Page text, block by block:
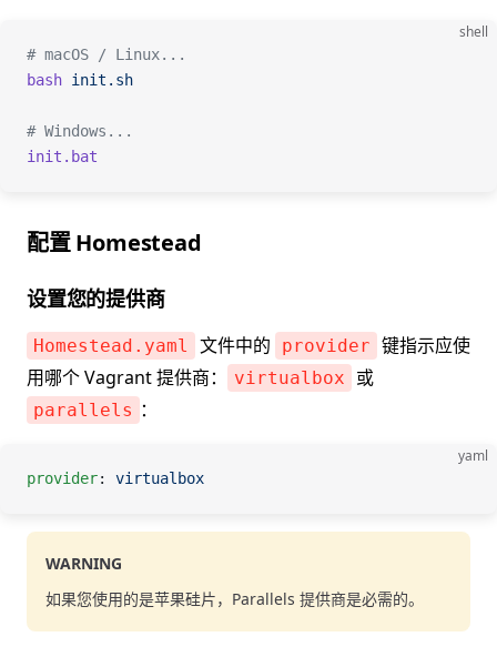
shell
# macOS / Linux...
bash init.sh
# Windows...
init.bat
配置 Homestead
设置您的提供商
Homestead.yaml 文件中的 provider 键指示应使
用哪个 Vagrant 提供商：
virtualbox 或
parallels ：
yaml
provider: virtualbox
WARNING
如果您使用的是苹果硅片，Parallels 提供商是必需的。